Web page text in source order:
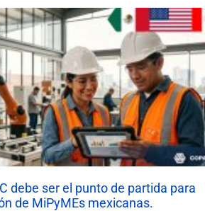
debe ser el punto de partida para
de MiPyMEs mexicanas.